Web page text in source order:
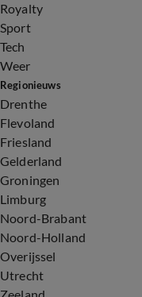
Royalty
Sport
Tech
Weer
Regionieuws
Drenthe
Flevoland
Friesland
Gelderland
Groningen
Limburg
Noord-Brabant
Noord-Holland
Overijssel
Utrecht